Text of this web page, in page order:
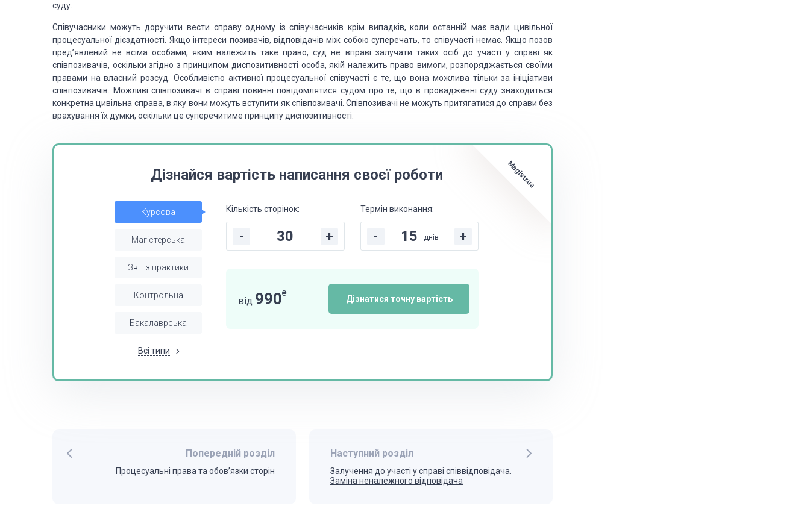
суду.
Співучасники можуть доручити вести справу одному із співучасників крім випадків, коли останній має вади цивільної
процесуальної дієздатності. Якщо інтереси позивачів, відповідачів між собою суперечать, то співучасті немає. Якщо позов
пред’явлений не всіма особами, яким належить таке право, суд не вправі залучати таких осіб до участі у справі як
співпозивачів, оскільки згідно з принципом диспозитивності особа, якій належить право вимоги, розпоряджається своїми
правами на власний розсуд. Особливістю активної процесуальної співучасті є те, що вона можлива тільки за ініціативи
співпозивачів. Можливі співпозивачі в справі повинні повідомлятися судом про те, що в провадженні суду знаходиться
конкретна цивільна справа, в яку вони можуть вступити як співпозивачі. Співпозивачі не можуть притягатися до справи без
врахування їх думки, оскільки це суперечитиме принципу диспозитивності.
Magistr.ua
Дізнайся вартість написання своєї роботи
Курсова
Магістерська
Звіт з практики
Контрольна
Бакалаврська
Всі типи
Кількість сторінок:
- +
Термін виконання:
- днів +
від 990₴
Дізнатися точну вартість
Попередній розділ
Процесуальні права та обов’язки сторін
Наступний розділ
Залучення до участі у справі співвідповідача.
Заміна неналежного відповідача